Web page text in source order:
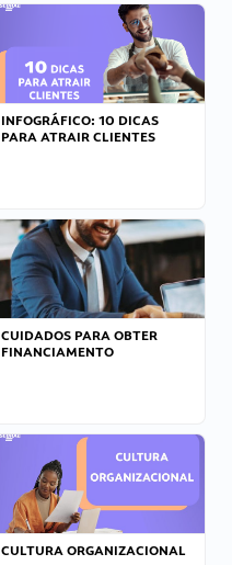
INFOGRÁFICO: 10 DICAS
PARA ATRAIR CLIENTES
CUIDADOS PARA OBTER
FINANCIAMENTO
CULTURA ORGANIZACIONAL